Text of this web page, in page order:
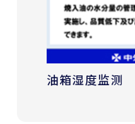
油箱湿度监测